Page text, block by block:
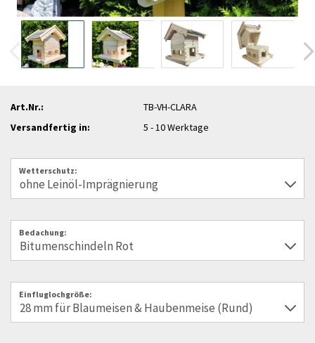
Art.Nr.:
TB-VH-CLARA
Versandfertig in:
5 - 10 Werktage
Wetterschutz:
Bedachung:
Einfluglochgröße: